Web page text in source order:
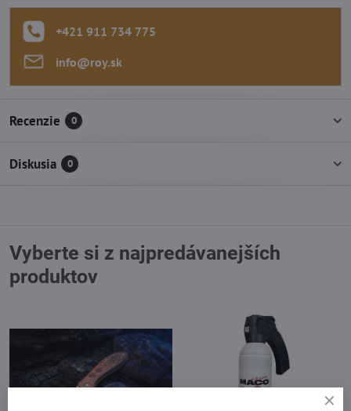
+421 911 734 775
info​@roy​.sk
Recenzie 0
Diskusia 0
Vyberte si z najpredávanejších
produktov